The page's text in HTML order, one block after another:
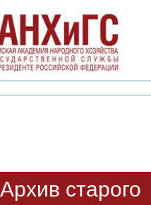
Архив старого